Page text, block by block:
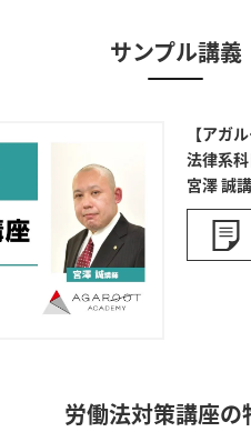
サンプル講義
【アガ
法律系
宮澤 誠
労働法対策講座の